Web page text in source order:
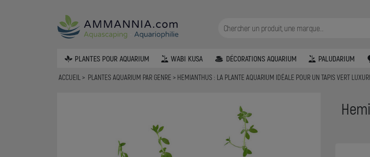
PLANTES POUR AQUARIUM WABI KUSA DÉCORATIONS AQUARIUM PALUDARIUM
ACCUEIL PLANTES AQUARIUM PAR GENRE HEMIANTHUS : LA PLANTE AQUARIUM IDÉALE POUR UN TAPIS VERT